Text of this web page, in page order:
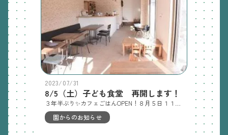
2023/07/31
8/5（土）子ども食堂 再開します！
園からのお知らせ